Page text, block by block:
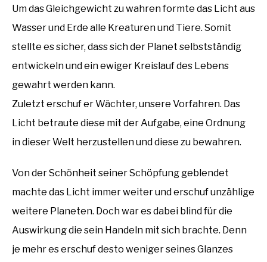
Um das Gleichgewicht zu wahren formte das Licht aus
Wasser und Erde alle Kreaturen und Tiere. Somit
stellte es sicher, dass sich der Planet selbstständig
entwickeln und ein ewiger Kreislauf des Lebens
gewahrt werden kann.
Zuletzt erschuf er Wächter, unsere Vorfahren. Das
Licht betraute diese mit der Aufgabe, eine Ordnung
in dieser Welt herzustellen und diese zu bewahren.
Von der Schönheit seiner Schöpfung geblendet
machte das Licht immer weiter und erschuf unzählige
weitere Planeten. Doch war es dabei blind für die
Auswirkung die sein Handeln mit sich brachte. Denn
je mehr es erschuf desto weniger seines Glanzes